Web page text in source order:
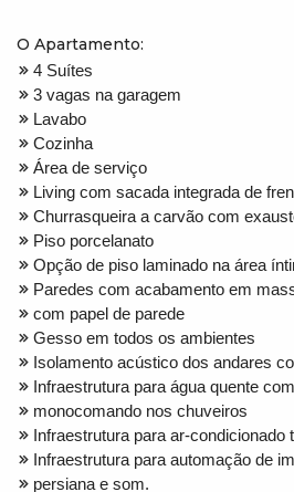
O Apartamento:
4 Suítes
3 vagas na garagem
Lavabo
Cozinha
Área de serviço
Living com sacada integrada de
Churrasqueira a carvão com
Piso porcelanato
Opção de piso laminado na área
Paredes com acabamento em
com papel de parede
Gesso em todos os ambientes
Isolamento acústico dos andares
Infraestrutura para água quente
monocomando nos chuveiros
Infraestrutura para ar-condicionado
Infraestrutura para automação de
persiana e som.